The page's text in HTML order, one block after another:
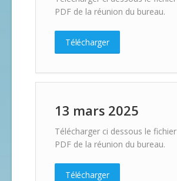
PDF de la réunion du bureau.
Télécharger
13 mars 2025
Télécharger ci dessous le fichier
PDF de la réunion du bureau.
Télécharger